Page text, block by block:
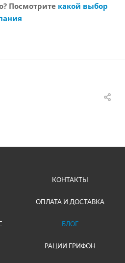
Посмотрите какой выбор
КОНТАКТЫ
ОПЛАТА И ДОСТАВКА
БЛОГ
РАЦИИ ГРИФОН